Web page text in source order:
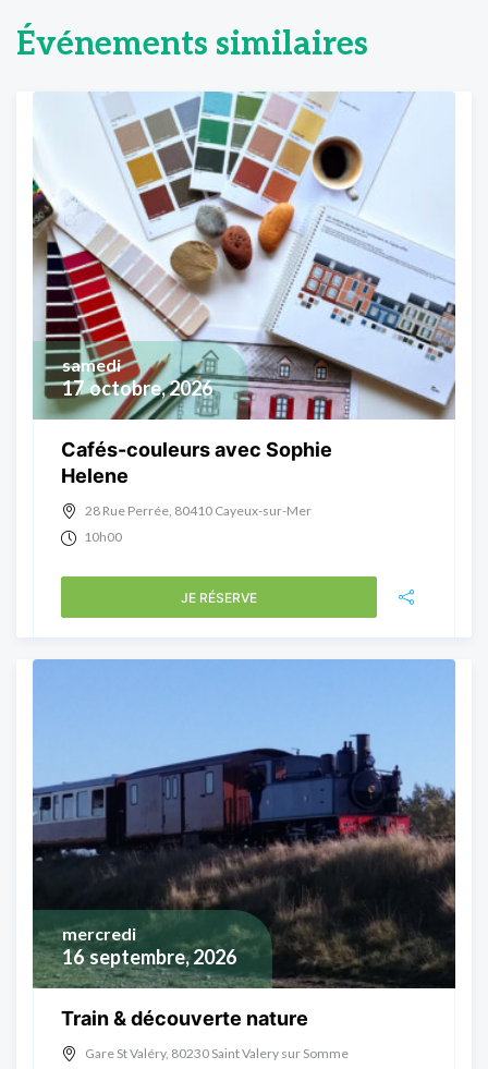
Événements similaires
17 octobre, 2026
samedi
Cafés-couleurs avec Sophie
Helene
28 Rue Perrée, 80410 Cayeux-sur-Mer
10h00
JE RÉSERVE
16 septembre, 2026
mercredi
Train & découverte nature
Gare St Valéry, 80230 Saint Valery sur Somme